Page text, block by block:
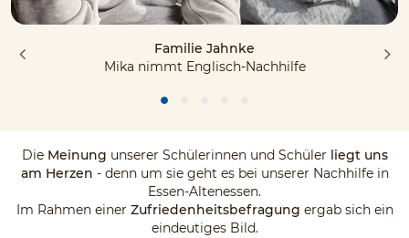
Familie Jahnke
Mika nimmt Englisch-Nachhilfe
Die Meinung unserer Schülerinnen und Schüler liegt uns
am Herzen - denn um sie geht es bei unserer Nachhilfe in
Essen-Altenessen.
Im Rahmen einer Zufriedenheitsbefragung ergab sich ein
eindeutiges Bild.